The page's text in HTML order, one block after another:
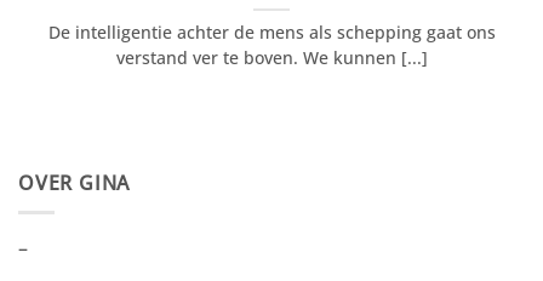
De intelligentie achter de mens als schepping gaat ons
verstand ver te boven. We kunnen [...]
OVER GINA
–